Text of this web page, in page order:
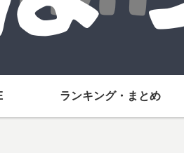
ランキング・まとめ